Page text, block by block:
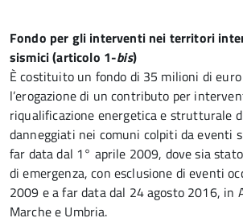
Fondo per gli interventi nei territori
sismici (articolo 1-bis)
È costituito un fondo di 35 milioni di
l’erogazione di un contributo per
riqualificazione energetica e strutturale
danneggiati nei comuni colpiti da eventi
far data dal 1° aprile 2009, dove sia
di emergenza, con esclusione di eventi
2009 e a far data dal 24 agosto 2016, in
Marche e Umbria.